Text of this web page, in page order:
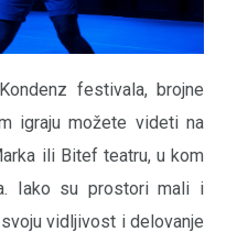
festivala, brojne
igraju možete videti na
ili Bitef teatru, u kom
Iako su prostori mali i
vidljivost i delovanje